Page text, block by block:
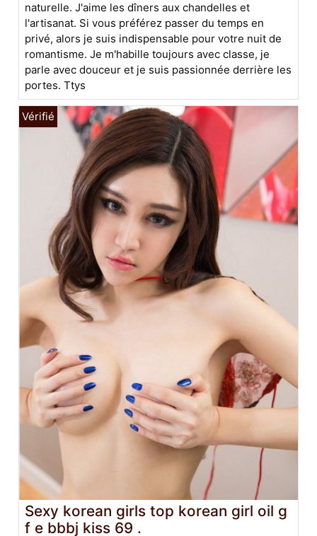
naturelle. J'aime les dîners aux chandelles et
l'artisanat. Si vous préférez passer du temps en
privé, alors je suis indispensable pour votre nuit de
romantisme. Je m'habille toujours avec classe, je
parle avec douceur et je suis passionnée derrière les
portes. Ttys
Sexy korean girls top korean girl oil g
f e bbbj kiss 69 .